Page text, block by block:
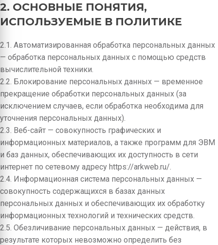
2. ОСНОВНЫЕ ПОНЯТИЯ,
ИСПОЛЬЗУЕМЫЕ В ПОЛИТИКЕ
2.1. Автоматизированная обработка персональных данных
— обработка персональных данных с помощью средств
вычислительной техники.
2.2. Блокирование персональных данных — временное
прекращение обработки персональных данных (за
исключением случаев, если обработка необходима для
уточнения персональных данных).
2.3. Веб-сайт — совокупность графических и
информационных материалов, а также программ для ЭВМ
и баз данных, обеспечивающих их доступность в сети
интернет по сетевому адресу https://arkweb.ru/.
2.4. Информационная система персональных данных —
совокупность содержащихся в базах данных
персональных данных и обеспечивающих их обработку
информационных технологий и технических средств.
2.5. Обезличивание персональных данных — действия, в
результате которых невозможно определить без